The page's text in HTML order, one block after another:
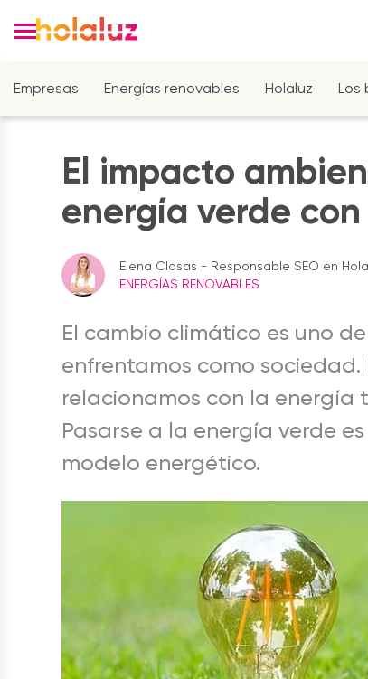
Empresas Energías renovables Holaluz Los
El impacto
energía verde
Elena Closas - Responsable SEO en
ENERGÍAS RENOVABLES
El cambio climático es uno
enfrentamos como
relacionamos con la energía
Pasarse a la energía verde
modelo energético.